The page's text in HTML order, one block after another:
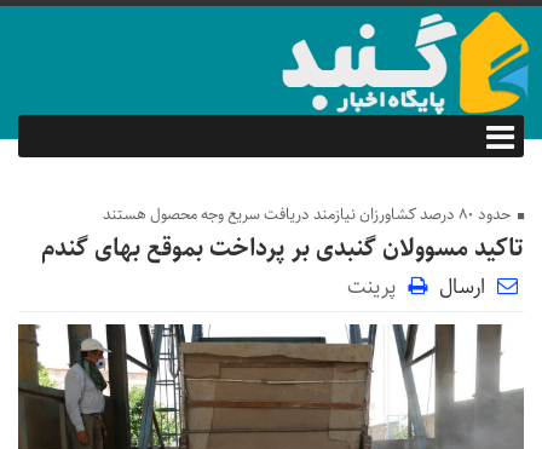
حدود ۸۰ درصد کشاورزان نیازمند دریافت سریع وجه محصول هستند
تاکید مسوولان گنبدی بر پرداخت بموقع بهای گندم
ارسال پرینت